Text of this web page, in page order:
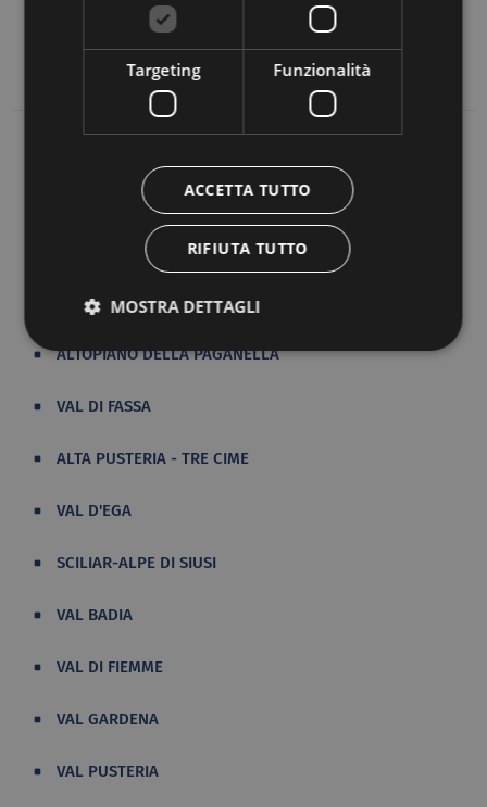
comprensorio sciistico di Plan de Corones, inserito
DOLOMITI AMPEZZANE
DOLOMITI BELLUNESI
CAMPIGLIO PINZOLO
ALTOPIANO DELLA PAGANELLA
VAL DI FASSA
ALTA PUSTERIA - TRE CIME
VAL D'EGA
SCILIAR-ALPE DI SIUSI
VAL BADIA
VAL DI FIEMME
VAL GARDENA
VAL PUSTERIA
Targeting Funzionalità
ACCETTA TUTTO
RIFIUTA TUTTO
MOSTRA DETTAGLI